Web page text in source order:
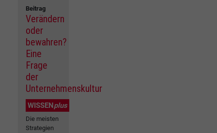
Beitrag
Verändern
oder
bewahren?
Eine
Frage
der
Unternehmenskultur
WISSEN plus
Die meisten
Strategien